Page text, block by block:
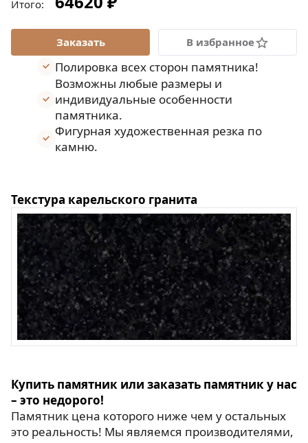
Итого:
В избранное
Полировка всех сторон памятника!
Возможны любые размеры и
индивидуальные особенности
памятника.
Фигурная художественная резка по
камню.
Текстура карельского гранита
Купить памятник или заказать памятник у нас
– это недорого!
Памятник цена которого ниже чем у остальных
это реальность! Мы являемся производителями,